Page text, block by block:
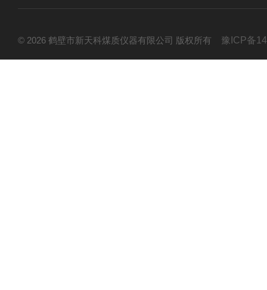
© 2026 鹤壁市新天科煤质仪器有限公司 版权所有 豫ICP备